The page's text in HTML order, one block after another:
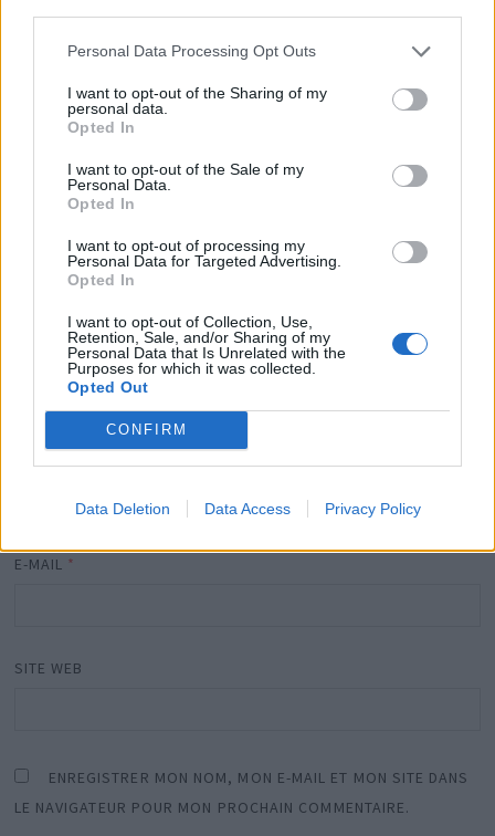
Personal Data Processing Opt Outs
I want to opt-out of the Sharing of my
personal data.
Opted In
I want to opt-out of the Sale of my
Personal Data.
Opted In
I want to opt-out of processing my
Personal Data for Targeted Advertising.
Opted In
I want to opt-out of Collection, Use,
Retention, Sale, and/or Sharing of my
Personal Data that Is Unrelated with the
Purposes for which it was collected.
Opted Out
CONFIRM
Data Deletion Data Access Privacy Policy
Votre adresse e-mail ne sera pas publiée.
obligatoires sont indiqués avec*
COMMENTAIRE*
E-MAIL *
SITE WEB
ENREGISTRER MON NOM, MON E-MAIL ET MON SITE DANS
LE NAVIGATEUR POUR MON PROCHAIN COMMENTAIRE.